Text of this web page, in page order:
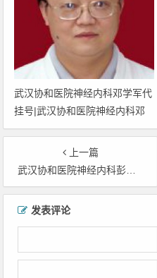
和医院神经内科陈运平上班时间
武汉协和医院神经内科邓学军代
挂号|武汉协和医院神经内科邓
学军预约挂号|武汉协和医院神
经内科邓学军网上挂号|武汉协
和医院神经内科邓学军上班时间
上一篇
武汉协和医院神经内科彭海代挂号|武汉协和医院神经内科彭海胡波预约挂号|武汉协和医院神经内科彭海网上挂号|武汉协和医院神经内科彭海上班时间
文章导航
发表评论